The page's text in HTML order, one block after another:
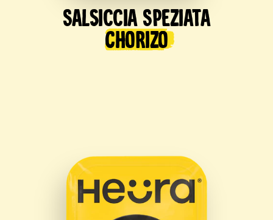
Salsiccia Speziata
Chorizo